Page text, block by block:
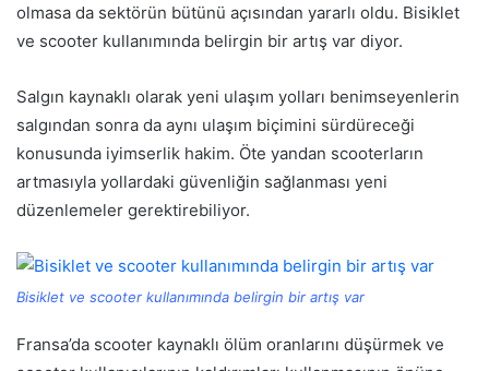
olmasa da sektörün bütünü açısından yararlı oldu. Bisiklet
ve scooter kullanımında belirgin bir artış var diyor.
Salgın kaynaklı olarak yeni ulaşım yolları benimseyenlerin
salgından sonra da aynı ulaşım biçimini sürdüreceği
konusunda iyimserlik hakim. Öte yandan scooterların
artmasıyla yollardaki güvenliğin sağlanması yeni
düzenlemeler gerektirebiliyor.
Bisiklet ve scooter kullanımında belirgin bir artış var
Fransa’da scooter kaynaklı ölüm oranlarını düşürmek ve